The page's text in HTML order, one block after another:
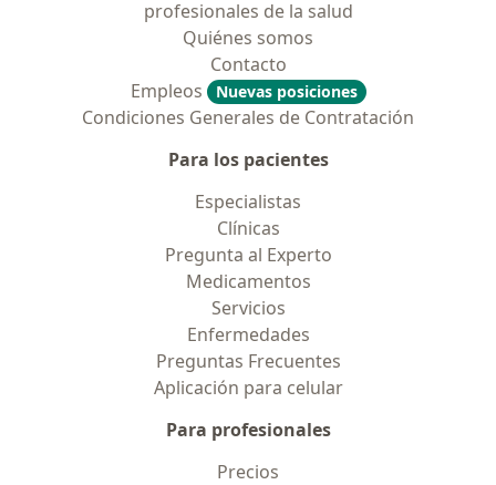
profesionales de la salud
Quiénes somos
Contacto
Empleos
Nuevas posiciones
Condiciones Generales de Contratación
Para los pacientes
Especialistas
Clínicas
Pregunta al Experto
Medicamentos
Servicios
Enfermedades
Preguntas Frecuentes
Aplicación para celular
Para profesionales
Precios